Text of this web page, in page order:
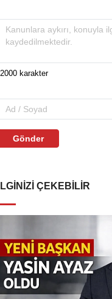
Gönder
İLGINIZI ÇEKEBILIR